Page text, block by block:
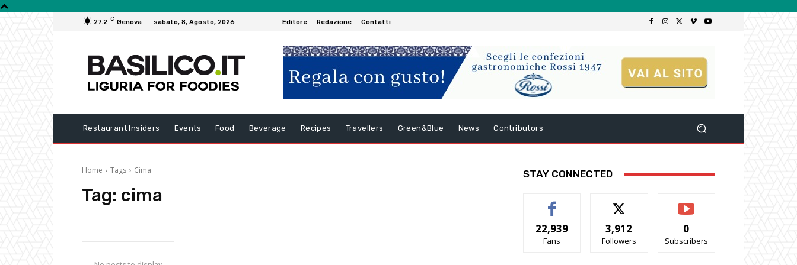
27.2 C Genova sabato, 8, Agosto, 2026 Editore Redazione Contatti
Restaurant Insiders Events Food Beverage Recipes Travellers Green&Blue News Contributors
Home Tags Cima
Tag: cima
STAY CONNECTED
22,939
Fans
3,912
Followers
0
Subscribers